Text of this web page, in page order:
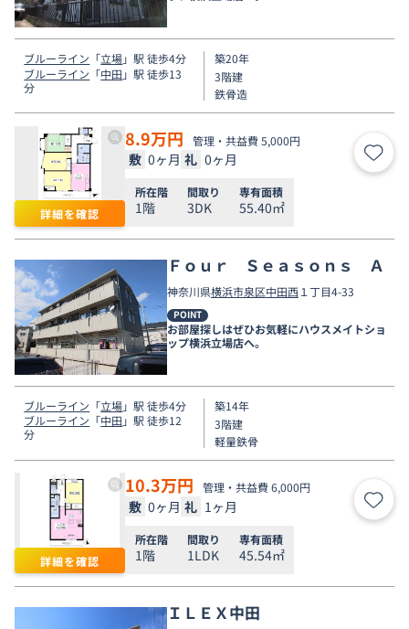
ブルーライン 「立場」駅 徒歩4分
ブルーライン 「中田 」駅 徒歩13
分
築20年
3階建
鉄骨造
詳細を確認
8.9万円 管理・共益費 5,000円
敷 0ヶ月 礼 0ヶ月 お気
所在階
1階
間取り
3DK
専有面積
55.40㎡
Ｆｏｕｒ Ｓｅａｓｏｎｓ Ａ
神奈川県横浜市泉区中田西１丁目4-33
POINT
お部屋探しはぜひお気軽にハウスメイトショ
ップ横浜立場店へ。
ブルーライン 「立場」駅 徒歩4分
ブルーライン 「中田 」駅 徒歩12
分
築14年
3階建
軽量鉄骨
詳細を確認
10.3万円 管理・共益費 6,000円
敷 0ヶ月 礼 1ヶ月 お気
所在階
1階
間取り
1LDK
専有面積
45.54㎡
ＩＬＥＸ中田